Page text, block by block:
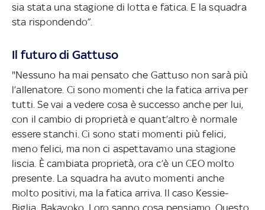
sia stata una stagione di lotta e fatica. E la squadra
sta rispondendo”.
Il futuro di Gattuso
"Nessuno ha mai pensato che Gattuso non sarà più
l’allenatore. Ci sono momenti che la fatica arriva per
tutti. Se vai a vedere cosa è successo anche per lui,
con il cambio di proprietà e quant’altro è normale
essere stanchi. Ci sono stati momenti più felici,
meno felici, ma non ci aspettavamo una stagione
liscia. È cambiata proprietà, ora c’è un CEO molto
presente. La squadra ha avuto momenti anche
molto positivi, ma la fatica arriva. Il caso Kessie-
Biglia, Bakayoko. Loro sanno cosa pensiamo. Questo